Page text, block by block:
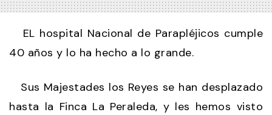
EL hospital Nacional de Parapléjicos cumple
40 años y lo ha hecho a lo grande.
Sus Majestades los Reyes se han desplazado
hasta la Finca La Peraleda, y les hemos visto